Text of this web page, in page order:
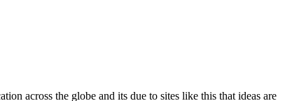
across the globe and its due to sites like this that ideas are